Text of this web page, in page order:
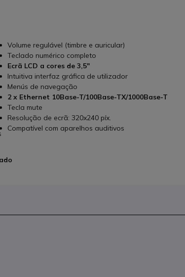
Volume regulável (timbre e auricular)
Teclado numérico completo
Ecrã LCD a cores de 3,5"
Intuitiva interfaz gráfica de utilizador
Menús de navegação
2 x Ethernet 10Base-T/100Base-TX/1000Base-T
Tecla mute
Resolução de ecrã: 320x240 píx.
Compatível com aparelhos auditivos